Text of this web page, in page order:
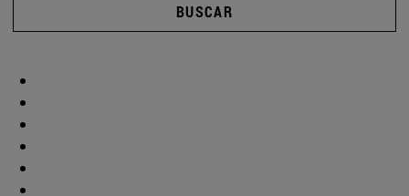
BUSCAR